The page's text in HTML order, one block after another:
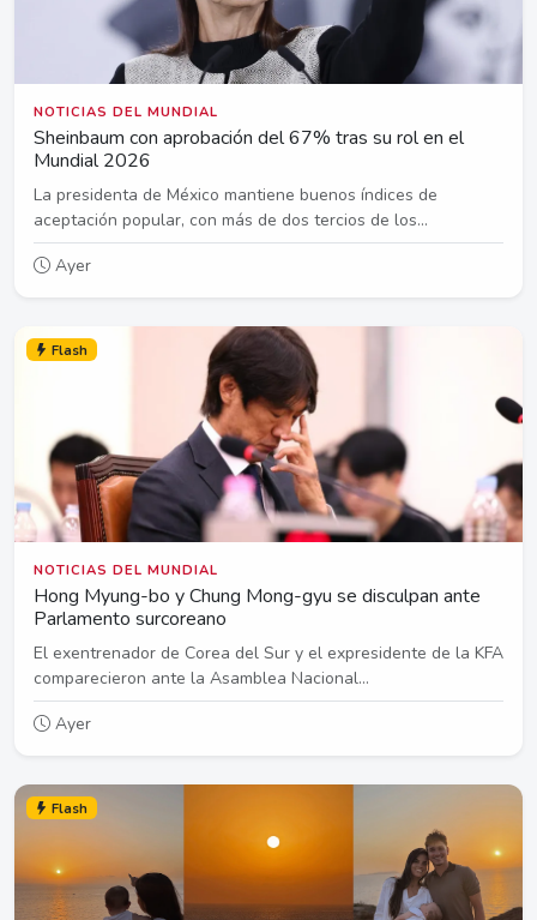
NOTICIAS DEL MUNDIAL
Sheinbaum con aprobación del 67% tras su rol en el
Mundial 2026
La presidenta de México mantiene buenos índices de
aceptación popular, con más de dos tercios de los...
Ayer
Flash
NOTICIAS DEL MUNDIAL
Hong Myung-bo y Chung Mong-gyu se disculpan ante
Parlamento surcoreano
El exentrenador de Corea del Sur y el expresidente de la KFA
comparecieron ante la Asamblea Nacional...
Ayer
Flash